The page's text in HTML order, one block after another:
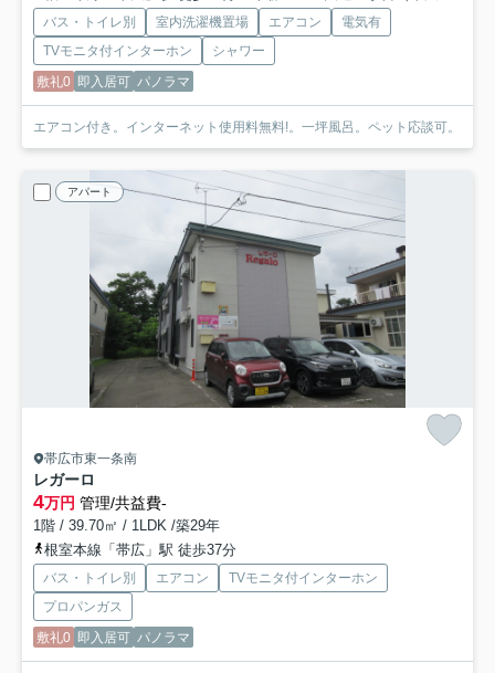
バス・トイレ別 室内洗濯機置場 エアコン
電気有
TVモニタ付インターホン
シャワー
敷礼0 即入居可 パノラマ
エアコン付き。インターネット使用料無料!。一坪風呂。ペット応談可。
アパート
帯広市東一条南
レガーロ
4万円 管理/共益費-
1階 / 39.70㎡ / 1LDK /築29年
根室本線「帯広」駅 徒歩37分
バス・トイレ別 エアコン
TVモニタ付インターホン
プロパンガス
敷礼0 即入居可 パノラマ